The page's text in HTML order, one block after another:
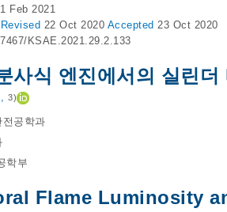
Feb 2021
Revised 22 Oct 2020 Accepted 23 Oct 2020
KSAE.2021.29.2.133
사식 엔진에서의 실린
, 3)
공학과
학부
Flame Luminosity